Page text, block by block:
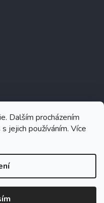
Dalším procházením
jejich používáním. Více